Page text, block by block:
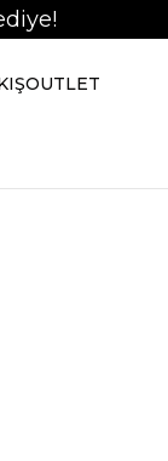
OUTLET